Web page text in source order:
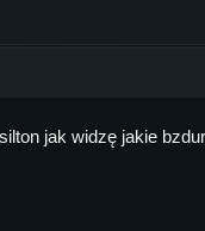
jak widzę jakie